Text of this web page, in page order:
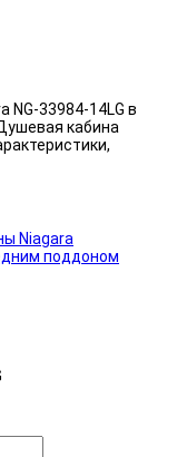
NG-33984-14LG в
кабина
Niagara
поддоном